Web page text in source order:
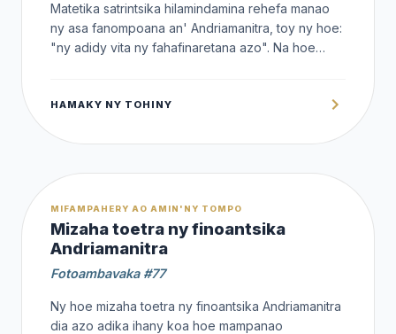
Matetika satrintsika hilamindamina rehefa manao
ny asa fanompoana an' Andriamanitra, toy ny hoe:
"ny adidy vita ny fahafinaretana azo". Na hoe
dia hoe aleo aloha hisento kely, na aleo aloha
HAMAKY NY TOHINY
MIFAMPAHERY AO AMIN'NY TOMPO
Mizaha toetra ny finoantsika
Andriamanitra
Fotoambavaka #77
Ny hoe mizaha toetra ny finoantsika Andriamanitra
dia azo adika ihany koa hoe mampanao